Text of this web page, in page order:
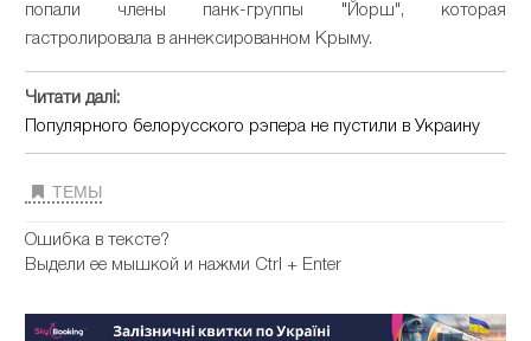
попали члены панк-группы "Йорш", которая
гастролировала в аннексированном Крыму.
Читати далі:
Популярного белорусского рэпера не пустили в Украину
ТЕМЫ
Ошибка в тексте?
Выдели ее мышкой и нажми Ctrl + Enter